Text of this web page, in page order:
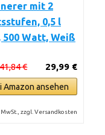
mit 2
0,5 l
Watt, Weiß
29,99 €
41,84 €
Amazon ansehen
zzgl. Versandkosten